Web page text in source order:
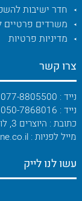
חדר ישיבות
משרדים פרטיים
מדיניות פרטיות
צרו קשר
נייד : 077-8805500
נייד : 050-7868016
כתובת : היוצרים 3, לוד / דם המכבים 36, מודיעין
מייל לפניות : shachar@mixzone.co.il
עשו לנו לייק